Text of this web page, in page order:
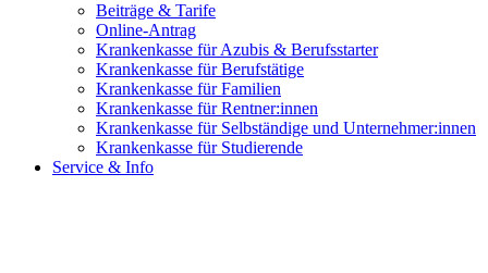
Beiträge & Tarife
Online-Antrag
Krankenkasse für Azubis & Berufsstarter
Krankenkasse für Berufstätige
Krankenkasse für Familien
Krankenkasse für Rentner:innen
Krankenkasse für Selbständige und Unternehmer:innen
Krankenkasse für Studierende
Service & Info